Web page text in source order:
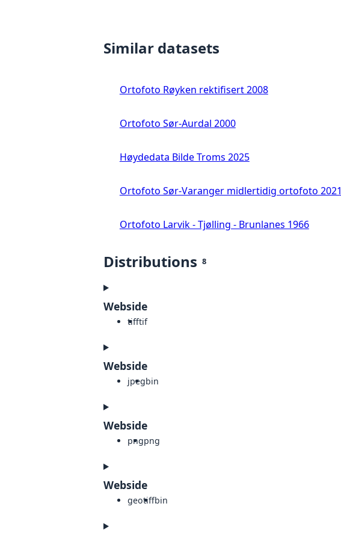
Similar datasets
Ortofoto Røyken rektifisert 2008
Ortofoto Sør-Aurdal 2000
Høydedata Bilde Troms 2025
Ortofoto Sør-Varanger midlertidig ortofoto 2021
Ortofoto Larvik - Tjølling - Brunlanes 1966
Distributions 8
Webside
tifftif
Webside
jpegbin
Webside
pngpng
Webside
geotiffbin